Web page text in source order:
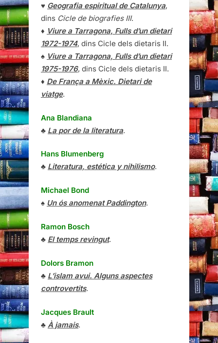
♥ Geografia espiritual de Catalunya,
dins Cicle de biografies III.
♦ Viure a Tarragona, Fulls d’un dietari
1972-1974, dins Cicle dels dietaris II.
♠ Viure a Tarragona, Fulls d’un dietari
1975-1976, dins Cicle dels dietaris II.
♦ De França a Mèxic. Dietari de
viatge.
Ana Blandiana
♣ La por de la literatura.
Hans Blumenberg
♣ Literatura, estética y nihilismo.
Michael Bond
♠ Un ós anomenat Paddington.
Ramon Bosch
♣ El temps revingut.
Dolors Bramon
♣ L’islam avui. Alguns aspectes
controvertits.
Jacques Brault
♣ À jamais.